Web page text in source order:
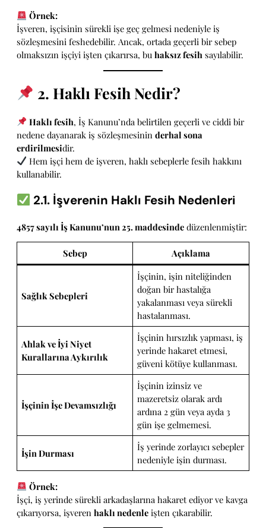
Örnek:
İşveren, işçisinin sürekli işe geç gelmesi nedeniyle iş
sözleşmesini feshedebilir. Ancak, ortada geçerli bir sebep
olmaksızın işçiyi işten çıkarırsa, bu haksız fesih sayılabilir.
2. Haklı Fesih Nedir?
Haklı fesih, İş Kanunu’nda belirtilen geçerli ve ciddi bir
nedene dayanarak iş sözleşmesinin derhal sona
erdirilmesidir.
Hem işçi hem de işveren, haklı sebeplerle fesih hakkını
kullanabilir.
2.1. İşverenin Haklı Fesih Nedenleri
4857 sayılı İş Kanunu’nun 25. maddesinde düzenlenmiştir:
Sebep Açıklama
Sağlık Sebepleri
İşçinin, işin niteliğinden
doğan bir hastalığa
yakalanması veya sürekli
hastalanması.
Ahlak ve İyi Niyet
Kurallarına Aykırılık
İşçinin hırsızlık yapması, iş
yerinde hakaret etmesi,
güveni kötüye kullanması.
İşçinin İşe Devamsızlığı
İşçinin izinsiz ve
mazeretsiz olarak ardı
ardına 2 gün veya ayda 3
gün işe gelmemesi.
İşin Durması
İş yerinde zorlayıcı sebepler
nedeniyle işin durması.
Örnek:
İşçi, iş yerinde sürekli arkadaşlarına hakaret ediyor ve kavga
çıkarıyorsa, işveren haklı nedenle işten çıkarabilir.